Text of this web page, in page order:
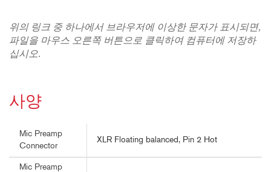
위의 링크 중 하나에서 브라우저에 이상한 문자가 표시되면,
파일을 마우스 오른쪽 버튼으로 클릭하여 컴퓨터에 저장하
십시오.
사양
Mic Preamp
Connector
XLR Floating balanced, Pin 2 Hot
Mic Preamp